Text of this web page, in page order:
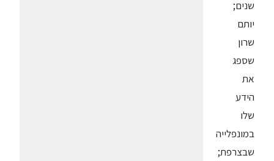
שנים;
יותם
שרון
שספג
את
הידע
שלו
במונפלייה
שבצרפת;